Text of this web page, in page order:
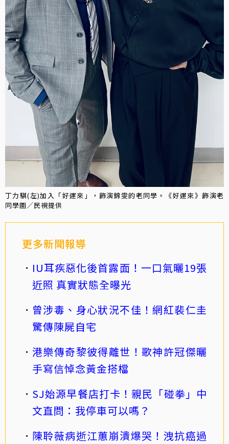
丁力騏(左)加入「好運來」，飾演錦雯的老同學。《好運來》飾演老
同學圖／民視提供
更多新聞報導
IU耳疾惡化後首露面！一口氣曬19張
近照 真實狀態全曝光
曾涉毒、身心狀況不佳！網紅裴仁圭
驚傳陳屍自宅
港樂傳奇黎彼得離世！歌神許冠傑曬
手寫信悼念黃金搭檔
SJ始源早餐店打卡！親民「碰拳」中
文直問：我停車可以嗎？
陳聆薇病逝江蕙崩潰爆哭！洩抗癌過